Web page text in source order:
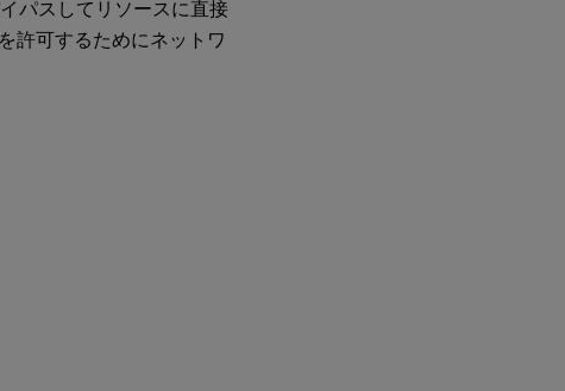
パスしてリソースに直接
許可するためにネットワ